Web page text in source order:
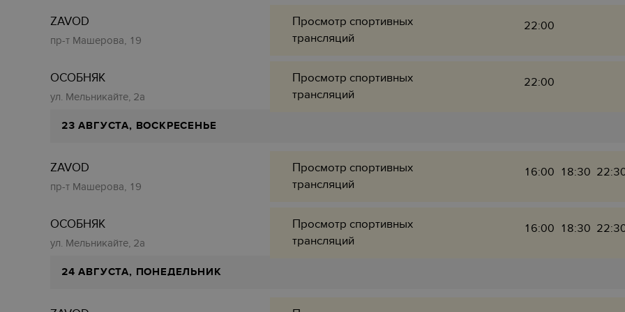
ZAVOD
пр-т Машерова, 19
Просмотр спортивных
трансляций
22:00
ОСОБНЯК
ул. Мельникайте, 2а
Просмотр спортивных
трансляций
22:00
23 АВГУСТА, ВОСКРЕСЕНЬЕ
ZAVOD
пр-т Машерова, 19
Просмотр спортивных
трансляций
16:00 18:30
ОСОБНЯК
ул. Мельникайте, 2а
Просмотр спортивных
трансляций
16:00 18:30
24 АВГУСТА, ПОНЕДЕЛЬНИК